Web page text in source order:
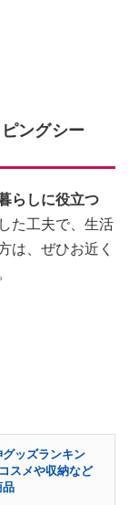
ングシー
らしに役立つ
た工夫で、生活
は、ぜひお近く
ッズランキン
スメや収納など
品